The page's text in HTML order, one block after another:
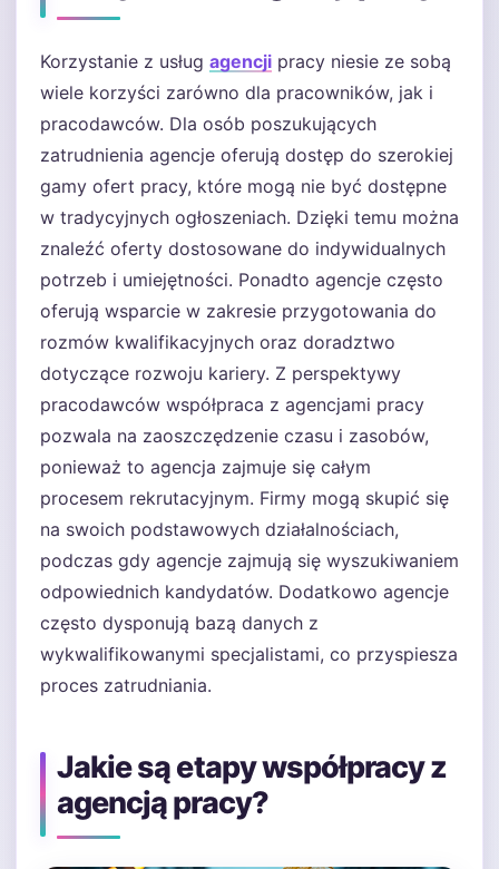
Korzystanie z usług agencji pracy niesie ze sobą
wiele korzyści zarówno dla pracowników, jak i
pracodawców. Dla osób poszukujących
zatrudnienia agencje oferują dostęp do szerokiej
gamy ofert pracy, które mogą nie być dostępne
w tradycyjnych ogłoszeniach. Dzięki temu można
znaleźć oferty dostosowane do indywidualnych
potrzeb i umiejętności. Ponadto agencje często
oferują wsparcie w zakresie przygotowania do
rozmów kwalifikacyjnych oraz doradztwo
dotyczące rozwoju kariery. Z perspektywy
pracodawców współpraca z agencjami pracy
pozwala na zaoszczędzenie czasu i zasobów,
ponieważ to agencja zajmuje się całym
procesem rekrutacyjnym. Firmy mogą skupić się
na swoich podstawowych działalnościach,
podczas gdy agencje zajmują się wyszukiwaniem
odpowiednich kandydatów. Dodatkowo agencje
często dysponują bazą danych z
wykwalifikowanymi specjalistami, co przyspiesza
proces zatrudniania.
Jakie są etapy współpracy z
agencją pracy?